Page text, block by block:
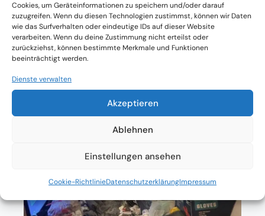
Cookies, um Geräteinformationen zu speichern und/oder darauf
zuzugreifen. Wenn du diesen Technologien zustimmst, können wir Daten
wie das Surfverhalten oder eindeutige IDs auf dieser Website
verarbeiten. Wenn du deine Zustimmung nicht erteilst oder
zurückziehst, können bestimmte Merkmale und Funktionen
beeinträchtigt werden.
Dienste verwalten
Akzeptieren
Ablehnen
Einstellungen ansehen
Cookie-RichtlinieDatenschutzerklärungImpressum
Zusammenarbeit mit Ämtern ohne
Einverständnis